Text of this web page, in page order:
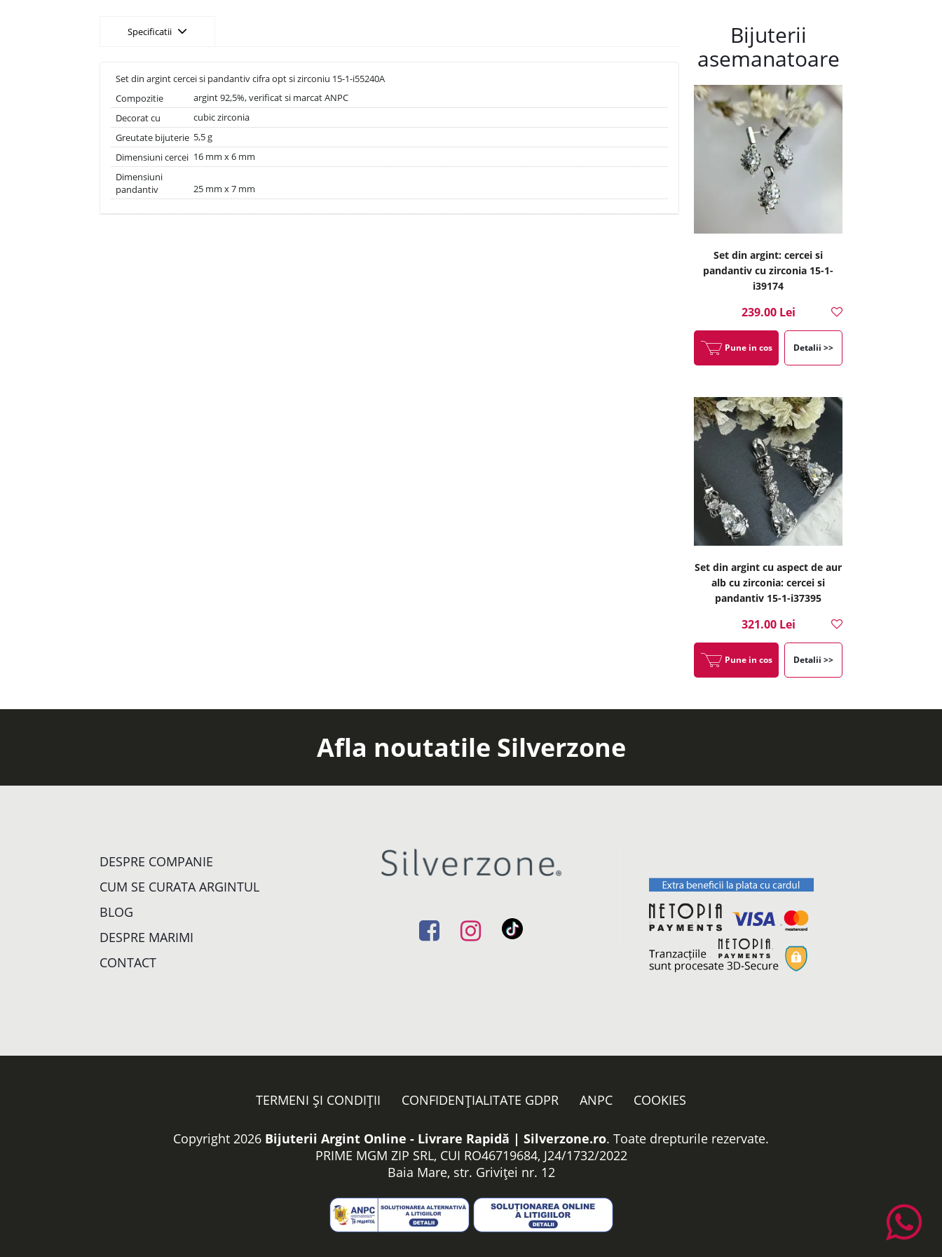
Specificatii
Set din argint cercei si pandantiv cifra opt si zirconiu 15-1-i55240A
Compozitie
argint 92,5%, verificat si marcat ANPC
Decorat cu
cubic zirconia
Greutate bijuterie 5,5 g
Dimensiuni cercei 16 mm x 6 mm
Dimensiuni
pandantiv
25 mm x 7 mm
Bijuterii
asemanatoare
Set din argint: cercei si
pandantiv cu zirconia 15-1-
i39174
239.00 Lei
Pune in cos Detalii >>
Set din argint cu aspect de aur
alb cu zirconia: cercei si
pandantiv 15-1-i37395
321.00 Lei
Pune in cos Detalii >>
Afla noutatile Silverzone
DESPRE COMPANIE
CUM SE CURATA ARGINTUL
BLOG
DESPRE MARIMI
CONTACT
TERMENI ȘI CONDIȚII CONFIDENȚIALITATE GDPR ANPC COOKIES
Copyright 2026 Bijuterii Argint Online - Livrare Rapidă | Silverzone.ro. Toate drepturile rezervate.
PRIME MGM ZIP SRL, CUI RO46719684, J24/1732/2022
Baia Mare, str. Griviței nr. 12